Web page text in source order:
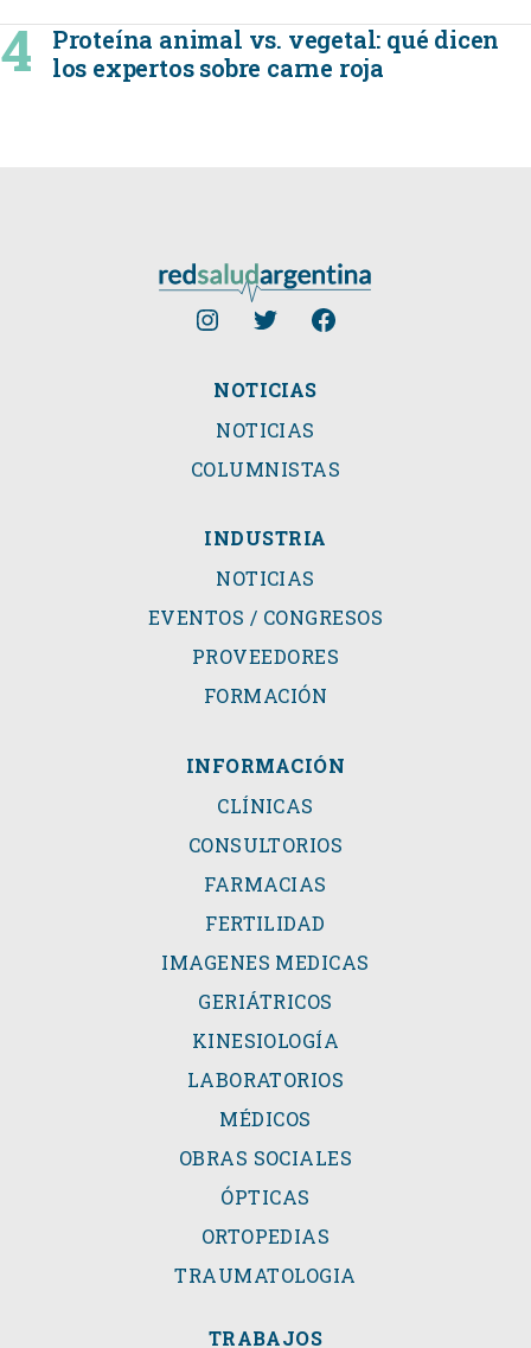
Proteína animal vs. vegetal: qué dicen
los expertos sobre carne roja
NOTICIAS
NOTICIAS
COLUMNISTAS
INDUSTRIA
NOTICIAS
EVENTOS / CONGRESOS
PROVEEDORES
FORMACIÓN
INFORMACIÓN
CLÍNICAS
CONSULTORIOS
FARMACIAS
FERTILIDAD
IMAGENES MEDICAS
GERIÁTRICOS
KINESIOLOGÍA
LABORATORIOS
MÉDICOS
OBRAS SOCIALES
ÓPTICAS
ORTOPEDIAS
TRAUMATOLOGIA
TRABAJOS